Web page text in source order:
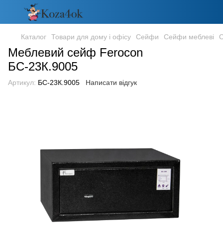
Каталог Товари для дому і офісу Сейфи Сейфи меблеві
Меблевий сейф Ferocon
БС-23К.9005
Артикул: БС-23К.9005 Написати відгук